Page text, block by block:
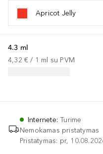
Apricot Jelly
4.3 ml
4,32 € / 1 ml su PVM
Internete:Turime
Nemokamas pristatymas
Pristatymas: pr,